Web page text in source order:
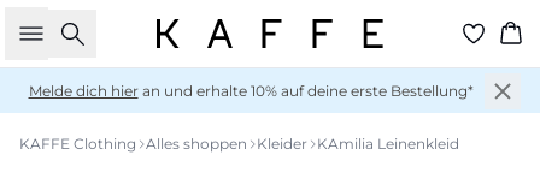
Suche
Melde dich hieran und erhalte 10% auf deine erste Bestellung*
KAFFE Clothing Alles shoppen Kleider KAmilia Leinenkleid